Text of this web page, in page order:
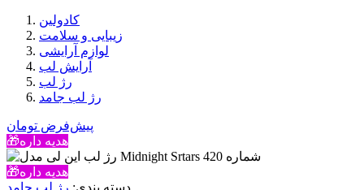
کادولین
زیبایی و سلامت
لوازم آرایشی
آرایش لب
رژ لب
رژ لب جامد
پیش‌فرض تومان
🎁هدیه داره
🎁هدیه داره